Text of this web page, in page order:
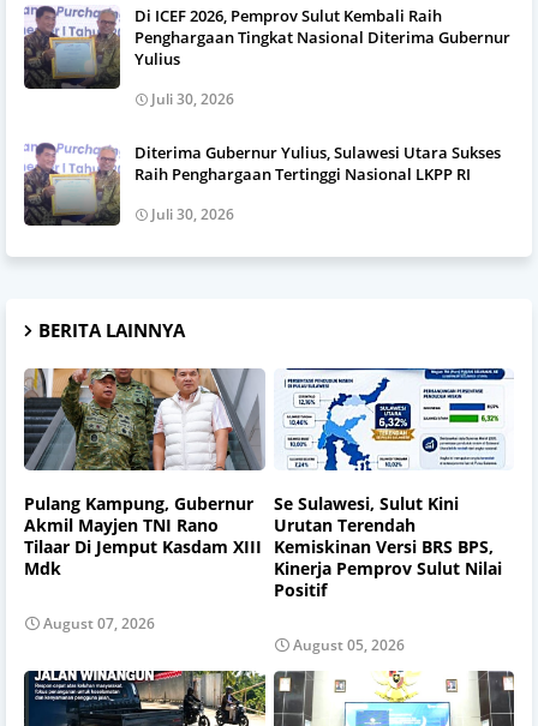
Di ICEF 2026, Pemprov Sulut Kembali Raih
Penghargaan Tingkat Nasional Diterima Gubernur
Yulius
Juli 30, 2026
Diterima Gubernur Yulius, Sulawesi Utara Sukses
Raih Penghargaan Tertinggi Nasional LKPP RI
Juli 30, 2026
BERITA LAINNYA
Pulang Kampung, Gubernur
Akmil Mayjen TNI Rano
Tilaar Di Jemput Kasdam XIII
Mdk
August 07, 2026
Se Sulawesi, Sulut Kini
Urutan Terendah
Kemiskinan Versi BRS BPS,
Kinerja Pemprov Sulut Nilai
Positif
August 05, 2026